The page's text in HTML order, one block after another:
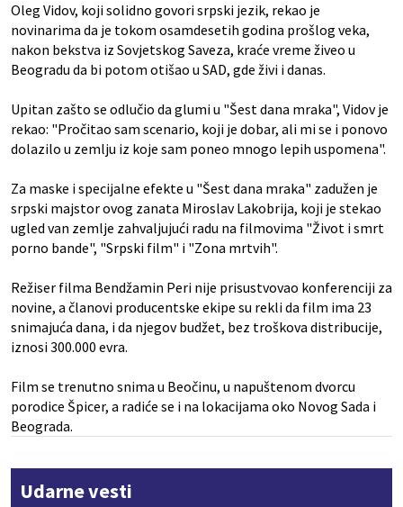
Oleg Vidov, koji solidno govori srpski jezik, rekao je
novinarima da je tokom osamdesetih godina prošlog veka,
nakon bekstva iz Sovjetskog Saveza, kraće vreme živeo u
Beogradu da bi potom otišao u SAD, gde živi i danas.
Upitan zašto se odlučio da glumi u "Šest dana mraka", Vidov je
rekao: "Pročitao sam scenario, koji je dobar, ali mi se i ponovo
dolazilo u zemlju iz koje sam poneo mnogo lepih uspomena".
Za maske i specijalne efekte u "Šest dana mraka" zadužen je
srpski majstor ovog zanata Miroslav Lakobrija, koji je stekao
ugled van zemlje zahvaljujući radu na filmovima "Život i smrt
porno bande", "Srpski film" i "Zona mrtvih".
Režiser filma Bendžamin Peri nije prisustvovao konferenciji za
novine, a članovi producentske ekipe su rekli da film ima 23
snimajuća dana, i da njegov budžet, bez troškova distribucije,
iznosi 300.000 evra.
Film se trenutno snima u Beočinu, u napuštenom dvorcu
porodice Špicer, a radiće se i na lokacijama oko Novog Sada i
Beograda.
Udarne vesti